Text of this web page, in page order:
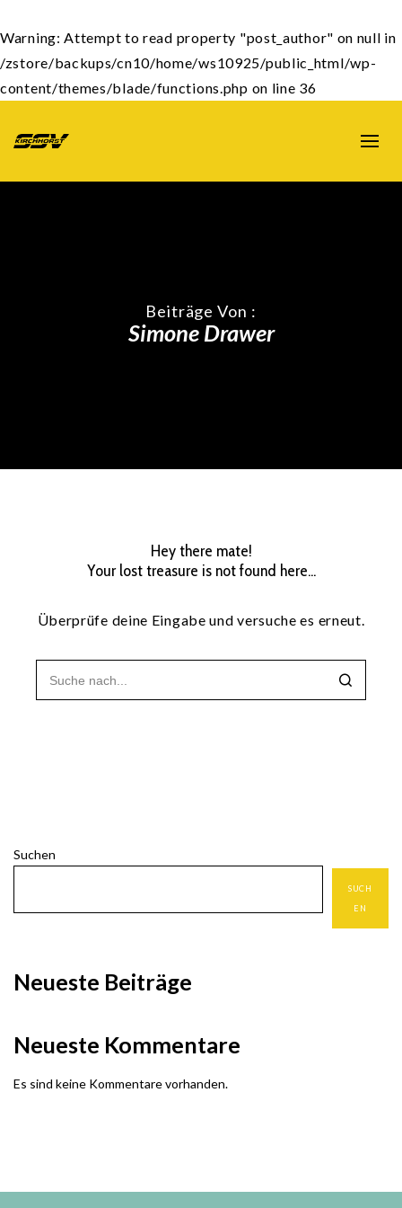
Warning: Attempt to read property "post_author" on null in
/zstore/backups/cn10/home/ws10925/public_html/wp-
content/themes/blade/functions.php on line 36
Beiträge Von :
Simone Drawer
Hey there mate!
Your lost treasure is not found here...
Überprüfe deine Eingabe und versuche es erneut.
Suchen
SUCH
EN
Neueste Beiträge
Neueste Kommentare
Es sind keine Kommentare vorhanden.